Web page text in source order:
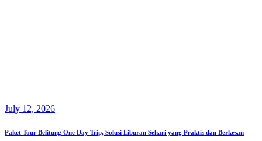
July 12, 2026
Paket Tour Belitung One Day Trip, Solusi Liburan Sehari yang Praktis dan Berkesan